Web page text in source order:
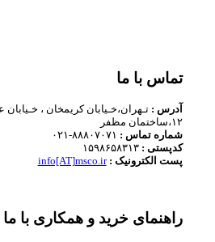
تماس با ما
آدرس : تـهران،خـیابان کریمخان ،
۱۲،ساختمان مظفر
شماره تماس :
کدپستی : ۱۵۹۸۶۵۸۳۱۳
پست الکترونیک : info[AT]msco.ir
راهنمای خرید و همکاری با ما